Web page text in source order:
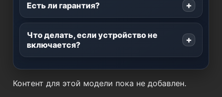
Есть ли гарантия?
Что делать, если устройство не
включается?
Контент для этой модели пока не добавлен.